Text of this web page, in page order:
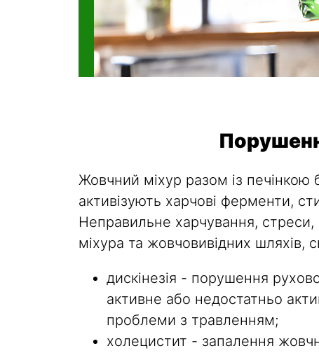
Жовчний міхур разом із
активізують харчові ферменти,
Неправильне харчування,
міхура та жовчовивідних шляхів,
дискінезія - порушення
активне або недостатньо
проблеми з травленням;
холецистит - запалення